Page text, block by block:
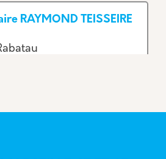
RAYMOND TEISSEIRE